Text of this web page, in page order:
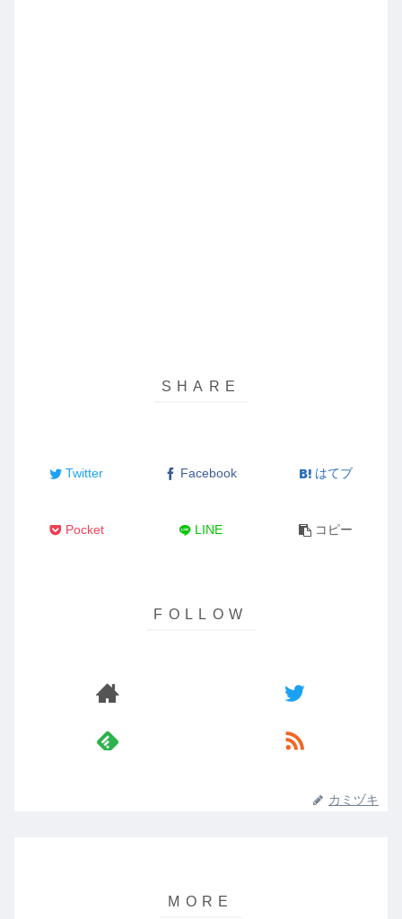
Twitter Facebook はてブ
Pocket LINE コピー
カミヅキ